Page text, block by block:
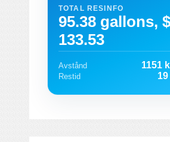
TOTAL RESINFO
95.38 gallons, $
133.53
Avstånd 1151
Restid